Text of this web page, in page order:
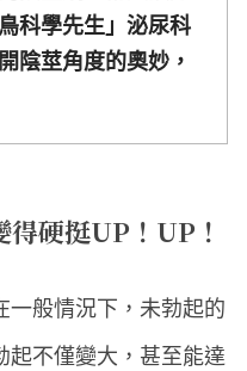
科學先生」泌尿科
陰莖角度的奧妙，
硬挺UP！UP！
一般情況下，未勃起的
起不僅變大，甚至能達